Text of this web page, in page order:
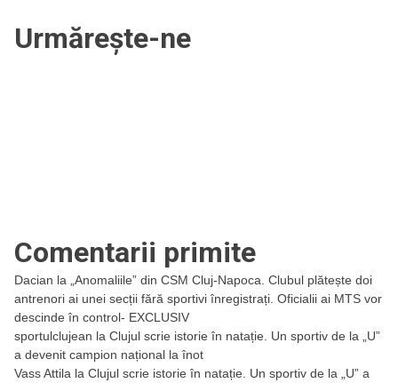
Urmărește-ne
Comentarii primite
Dacian la
„Anomaliile” din CSM Cluj-Napoca. Clubul plătește doi
antrenori ai unei secții fără sportivi înregistrați. Oficialii ai MTS vor
descinde în control- EXCLUSIV
sportulclujean la Clujul scrie istorie în natație. Un sportiv de la „U”
a devenit campion național la înot
Vass Attila la Clujul scrie istorie în natație. Un sportiv de la „U” a